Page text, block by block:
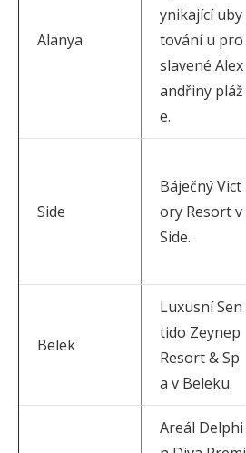
Alanya
ynikající uby
tování u pro
slavené Alex
andřiny pláž
e.
Side
Báječný Vict
ory Resort v
Side.
Belek
Luxusní Sen
tido Zeynep
Resort & Sp
a v Beleku.
Areál Delphi